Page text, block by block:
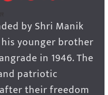
by Shri Manik
younger brother
in 1946. The
patriotic
their freedom